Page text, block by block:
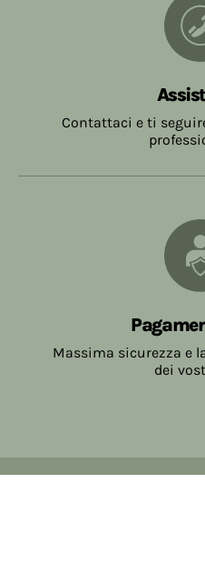
Contattaci e ti
Massima sicurezza e
dei